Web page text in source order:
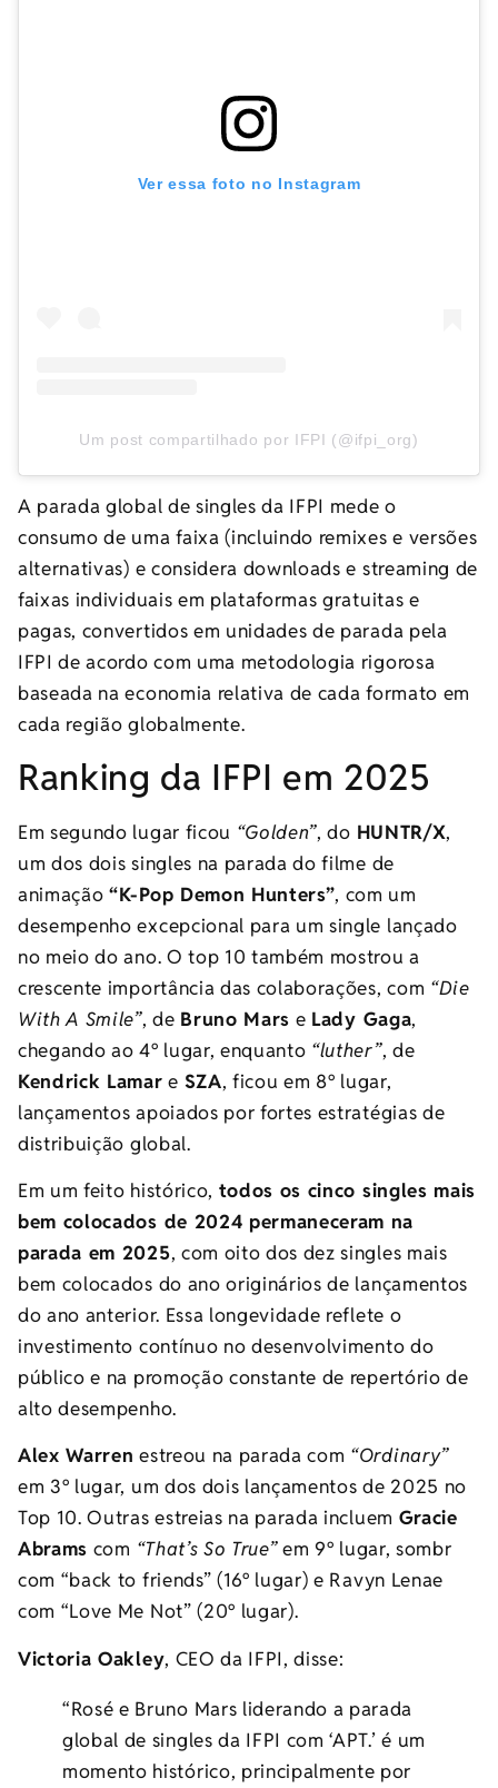
Ver essa foto no Instagram
Um post compartilhado por IFPI (@ifpi_org)
A parada global de singles da IFPI mede o
consumo de uma faixa (incluindo remixes e versões
alternativas) e considera downloads e streaming de
faixas individuais em plataformas gratuitas e
pagas, convertidos em unidades de parada pela
IFPI de acordo com uma metodologia rigorosa
baseada na economia relativa de cada formato em
cada região globalmente.
Ranking da IFPI em 2025
Em segundo lugar ficou “Golden”, do HUNTR/X,
um dos dois singles na parada do filme de
animação“K-Pop Demon Hunters”, com um
desempenho excepcional para um single lançado
no meio do ano. O top 10 também mostrou a
crescente importância das colaborações, com “Die
With A Smile”, de Bruno Mars e Lady Gaga,
chegando ao 4º lugar, enquanto “luther”, de
Kendrick Lamar e SZA, ficou em 8º lugar,
lançamentos apoiados por fortes estratégias de
distribuição global.
Em um feito histórico, todos os cinco singles mais
bem colocados de 2024 permaneceram na
parada em 2025, com oito dos dez singles mais
bem colocados do ano originários de lançamentos
do ano anterior. Essa longevidade reflete o
investimento contínuo no desenvolvimento do
público e na promoção constante de repertório de
alto desempenho.
Alex Warren estreou na parada com “Ordinary”
em 3º lugar, um dos dois lançamentos de 2025 no
Top 10. Outras estreias na parada incluem Gracie
Abrams com “That’s So True”em 9º lugar, sombr
com “back to friends” (16º lugar) e Ravyn Lenae
com “Love Me Not” (20º lugar).
Victoria Oakley, CEO da IFPI, disse:
“Rosé e Bruno Mars liderando a parada
global de singles da IFPI com ‘APT.’ é um
momento histórico, principalmente por